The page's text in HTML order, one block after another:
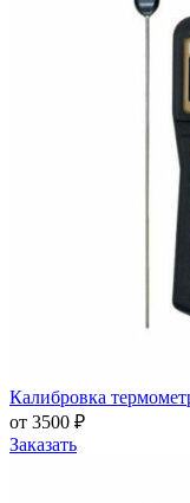
Калибровка
от 3500 ₽
Заказать